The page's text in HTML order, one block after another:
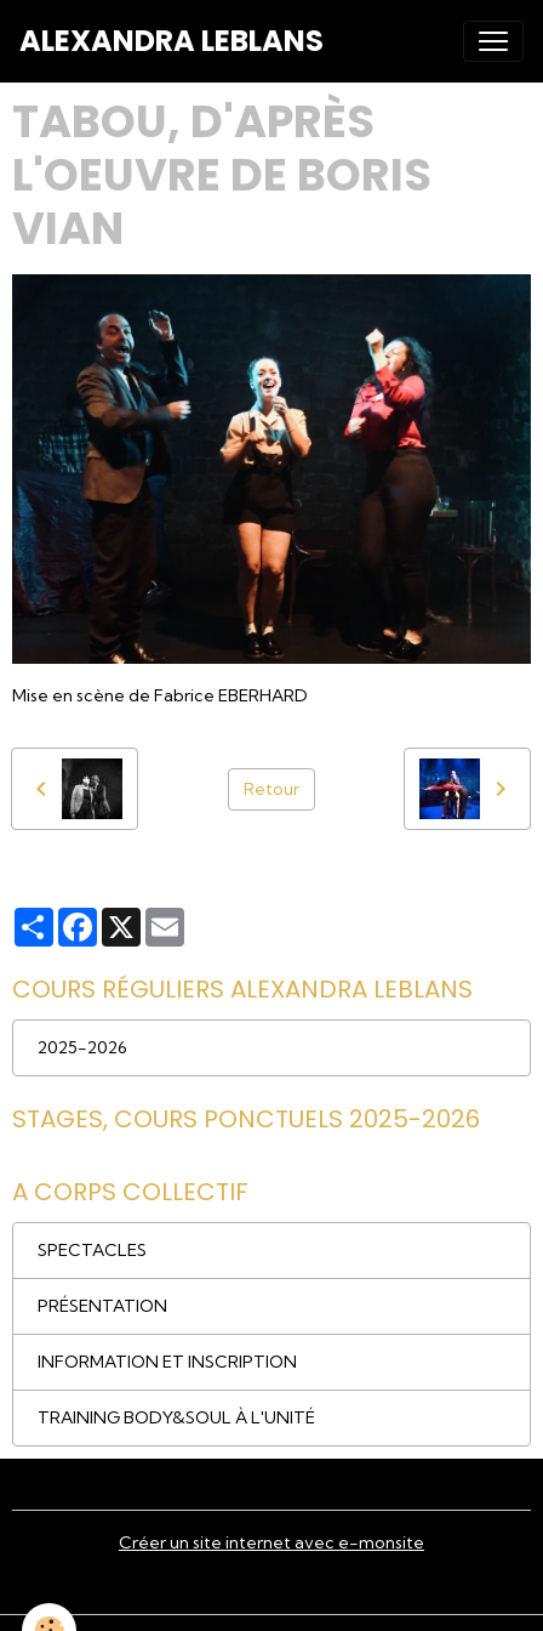
ALEXANDRA LEBLANS
TABOU, D'APRÈS
L'OEUVRE DE BORIS
VIAN
Mise en scène de Fabrice EBERHARD
Retour
PartagerFacebook
X
COURS RÉGULIERS ALEXANDRA LEBLANS
2025-2026
STAGES, COURS PONCTUELS 2025-2026
A CORPS COLLECTIF
SPECTACLES
PRÉSENTATION
INFORMATION ET INSCRIPTION
TRAINING BODY&SOUL À L'UNITÉ
Créer un site internet avec e-monsite